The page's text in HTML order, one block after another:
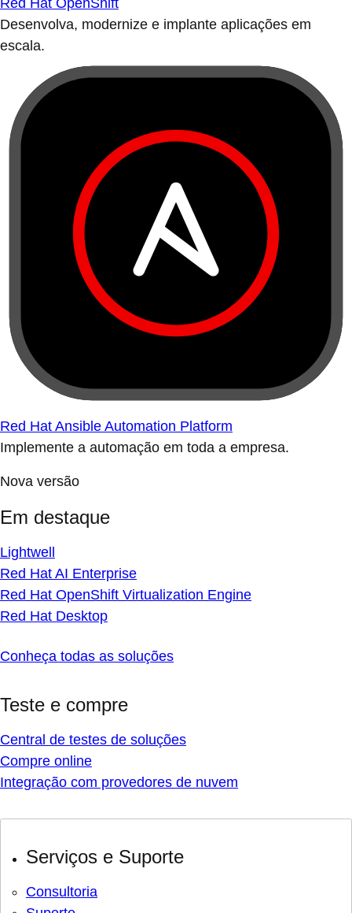
Red Hat OpenShift
Desenvolva, modernize e implante aplicações em
escala.
Red Hat Ansible Automation Platform
Implemente a automação em toda a empresa.
Nova versão
Em destaque
Lightwell
Red Hat AI Enterprise
Red Hat OpenShift Virtualization Engine
Red Hat Desktop
Conheça todas as soluções
Teste e compre
Central de testes de soluções
Compre online
Integração com provedores de nuvem
Serviços e Suporte
Consultoria